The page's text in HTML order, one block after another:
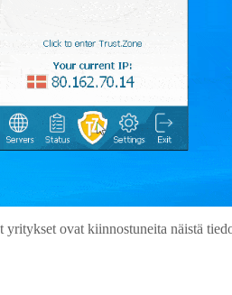
ovat kiinnostuneita näistä